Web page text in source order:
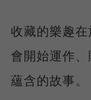
收藏的樂趣
會開始運作
蘊含的故事。